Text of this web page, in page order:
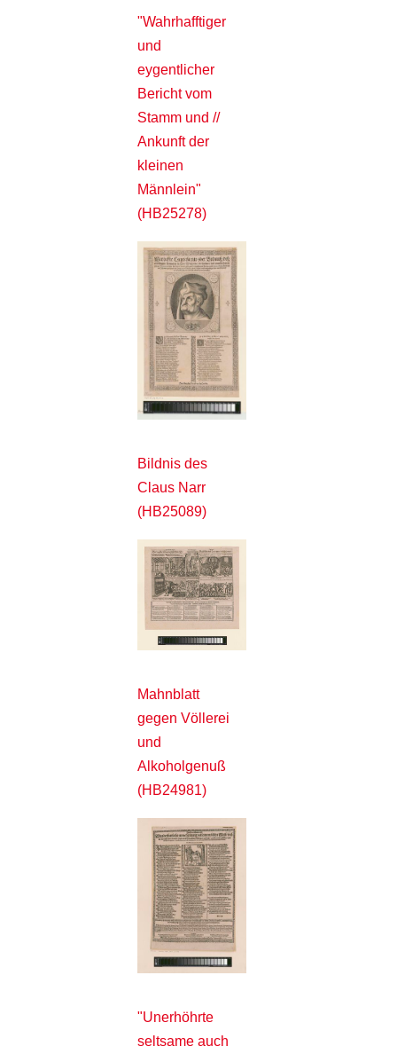
"Wahrhafftiger
und
eygentlicher
Bericht vom
Stamm und //
Ankunft der
kleinen
Männlein"
(HB25278)
Bildnis des
Claus Narr
(HB25089)
Mahnblatt
gegen Völlerei
und
Alkoholgenuß
(HB24981)
"Unerhöhrte
seltsame auch